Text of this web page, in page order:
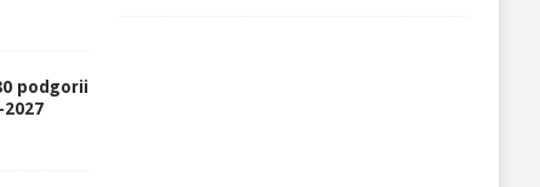
podgorii